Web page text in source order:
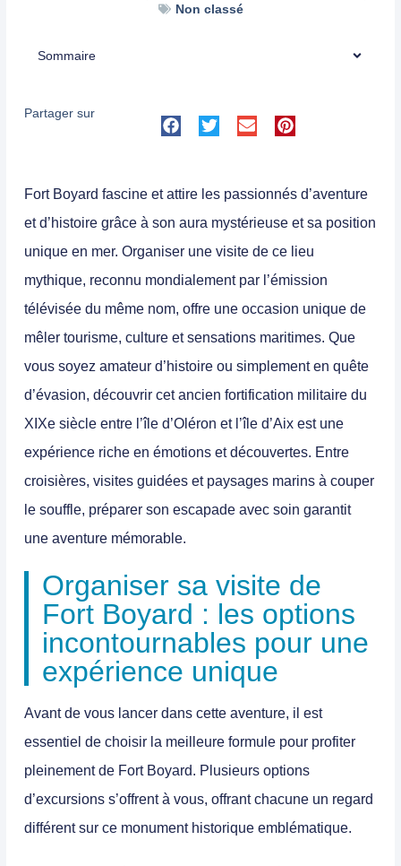
Non classé
Sommaire
Partager sur
Fort Boyard fascine et attire les passionnés d’aventure
et d’histoire grâce à son aura mystérieuse et sa position
unique en mer. Organiser une visite de ce lieu
mythique, reconnu mondialement par l’émission
télévisée du même nom, offre une occasion unique de
mêler tourisme, culture et sensations maritimes. Que
vous soyez amateur d’histoire ou simplement en quête
d’évasion, découvrir cet ancien fortification militaire du
XIXe siècle entre l’île d’Oléron et l’île d’Aix est une
expérience riche en émotions et découvertes. Entre
croisières, visites guidées et paysages marins à couper
le souffle, préparer son escapade avec soin garantit
une aventure mémorable.
Organiser sa visite de
Fort Boyard : les options
incontournables pour une
expérience unique
Avant de vous lancer dans cette aventure, il est
essentiel de choisir la meilleure formule pour profiter
pleinement de Fort Boyard. Plusieurs options
d’excursions s’offrent à vous, offrant chacune un regard
différent sur ce monument historique emblématique.